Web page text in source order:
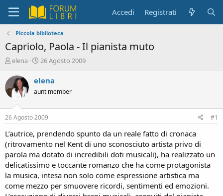
Accedi Registrati
Piccola biblioteca
Capriolo, Paola - Il pianista muto
C
e
a
t
e
D
i
s
c
u
s
s
i
elena
D
t
d
i
n
i
i
o
26 Agosto 2009
elena
aunt member
26 Agosto 2009 #1
L’autrice, prendendo spunto da un reale fatto di cronaca
(ritrovamento nel Kent di uno sconosciuto artista privo di
parola ma dotato di incredibili doti musicali), ha realizzato un
delicatissimo e toccante romanzo che ha come protagonista
la musica, intesa non solo come espressione artistica ma
come mezzo per smuovere ricordi, sentimenti ed emozioni.